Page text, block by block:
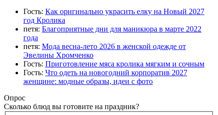
Гость: Как оригинально украсить елку на Новый 2027
год Кролика
петя: Благоприятные дни для маникюра в марте 2022
года
петя: Мода весна-лето 2026 в женской одежде от
Эвелины Хромченко
Гость: Приготовление мяса кролика мягким и сочным
Гость: Что одеть на новогодний корпоратив 2027
женщине: модные образы, идеи с фото
Опрос
Сколько блюд вы готовите на праздник?